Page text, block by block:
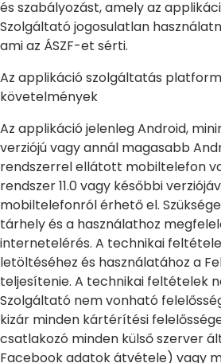
és szabályozást, amely az
Szolgáltató jogosulatlan
ami az ÁSZF-et sérti.
Az applikáció szolgáltatás
követelmények
Az applikáció jelenleg Android,
verziójú vagy annál magasabb
rendszerrel ellátott mobiltelefon
rendszer 11.0 vagy későbbi
mobiltelefonról érhető el.
tárhely és a használathoz
internetelérés. A technikai
letöltéséhez és használatához a
teljesítenie. A technikai feltételek
Szolgáltató nem vonható
kizár minden kártérítési
csatlakozó minden külső szerver
Facebook adatok átvétele) vagy